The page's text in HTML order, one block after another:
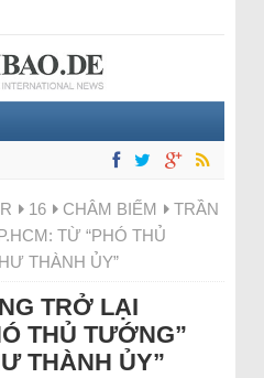
16 CHÂM BIẾM
TRẦN
TỪ “PHÓ THỦ
THÀNH ỦY”
TRỞ LẠI
THỦ TƯỚNG”
THÀNH ỦY”